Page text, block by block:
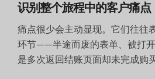
识别整个旅程中的客户痛点
痛点很少会主动显现。它们往往
环节——半途而废的表单、被打
是多次返回结账页面却未完成购